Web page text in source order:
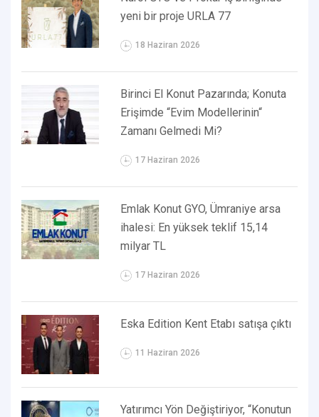
yeni bir proje URLA 77
18 Haziran 2026
Birinci El Konut Pazarında; Konuta
Erişimde “Evim Modellerinin“
Zamanı Gelmedi Mi?
17 Haziran 2026
Emlak Konut GYO, Ümraniye arsa
ihalesi: En yüksek teklif 15,14
milyar TL
17 Haziran 2026
Eska Edition Kent Etabı satışa çıktı
11 Haziran 2026
Yatırımcı Yön Değiştiriyor, “Konutun